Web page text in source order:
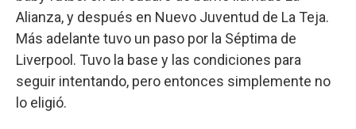
Alianza, y después en Nuevo Juventud de La Teja.
Más adelante tuvo un paso por la Séptima de
Liverpool. Tuvo la base y las condiciones para
seguir intentando, pero entonces simplemente no
lo eligió.